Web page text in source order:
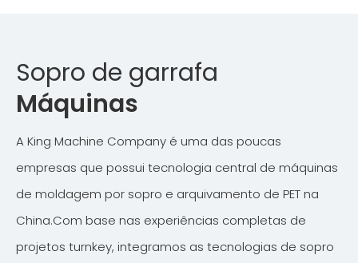
Sopro de garrafa
Máquinas
A King Machine Company é uma das poucas
empresas que possui tecnologia central de máquinas
de moldagem por sopro e arquivamento de PET na
China.Com base nas experiências completas de
projetos turnkey, integramos as tecnologias de sopro